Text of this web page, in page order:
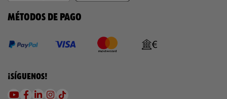
MÉTODOS DE PAGO
¡SÍGUENOS!